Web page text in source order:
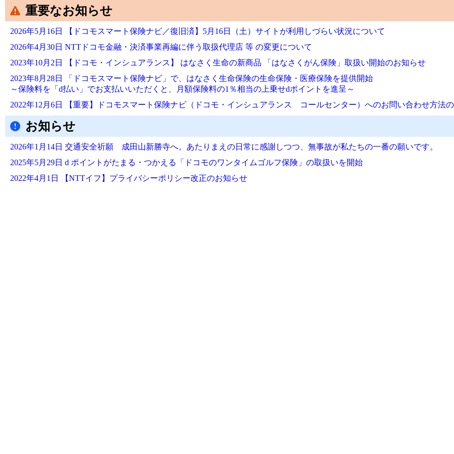
重要なお知らせ
2026年5月16日 【ドコモスマート保険ナビ／復旧済】5月16日（土）サイトが利用しづらい状況について
2026年4月30日 NTTドコモ金融・決済事業再編に伴う取扱代理店 等 の変更について
2023年10月2日 【ドコモ・インシュアランス】 はなさく生命の新商品 「はなさくがん保険」取扱い開始のお知らせ
2023年8月28日 「ドコモスマート保険ナビ」で、はなさく生命保険の生命保険・医療保険を提供開始
～保険料を「d払い」でお支払いいただくと、月額保険料の1％相当の上乗せdポイントを進呈～
2022年12月6日 【重要】ドコモスマート保険ナビ（ドコモ・インシュアランス コールセンター）へのお問い合わせ方法
お知らせ
2026年1月14日 交通安全祈願 成田山新勝寺へ。あたりまえの日常に感謝しつつ、無事故が私たちの一番の願いです。
2025年5月29日 d ポイントがたまる・つかえる「ドコモのワンタイムゴルフ保険」の取扱いを開始
2022年4月1日 【NTTイフ】プライバシーポリシー改正のお知らせ